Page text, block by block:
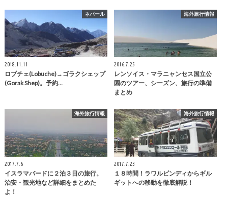
ネパール
2018.11.11
ロブチェ(Lobuche)→ゴラクシェップ
(Gorak Shep)。予約…
海外旅行情報
2016.7.25
レンソイス・マラニャンセス国立公
園のツアー、シーズン、旅行の準備
まとめ
海外旅行情報
2017.7.6
イスラマバードに２泊３日の旅行。
治安・観光地など詳細をまとめた
よ！
海外旅行情報
2017.7.23
１８時間！ラワルピンディからギル
ギットへの移動を徹底解説！